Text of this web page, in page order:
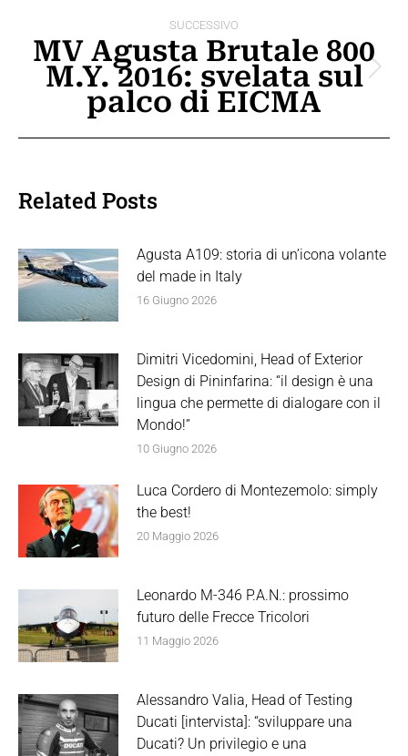
SUCCESSIVO
Prossimo
post:
MV Agusta Brutale 800
M.Y. 2016: svelata sul
palco di EICMA
Related Posts
Agusta A109: storia di un’icona volante
del made in Italy
16 Giugno 2026
Dimitri Vicedomini, Head of Exterior
Design di Pininfarina: “il design è una
lingua che permette di dialogare con il
Mondo!”
10 Giugno 2026
Luca Cordero di Montezemolo: simply
the best!
20 Maggio 2026
Leonardo M-346 P.A.N.: prossimo
futuro delle Frecce Tricolori
11 Maggio 2026
Alessandro Valia, Head of Testing
Ducati [intervista]: “sviluppare una
Ducati? Un privilegio e una